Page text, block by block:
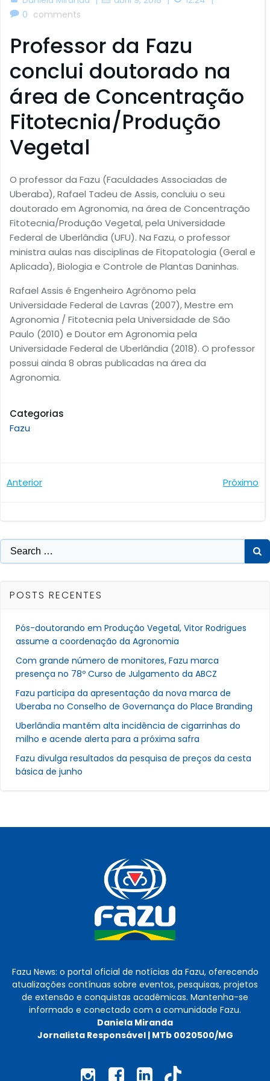
0 comments
Professor da Fazu
conclui doutorado na
área de Concentração
Fitotecnia/Produção
Vegetal
O professor da Fazu (Faculdades Associadas de
Uberaba), Rafael Tadeu de Assis, concluiu o seu
doutorado em Agronomia, na área de Concentração
Fitotecnia/Produção Vegetal, pela Universidade
Federal de Uberlândia (UFU). Na Fazu, o professor
ministra aulas nas disciplinas de Fitopatologia (Geral e
Aplicada), Biologia e Controle de Plantas Daninhas.
Rafael Assis é Engenheiro Agrônomo pela
Universidade Federal de Lavras (2007), Mestre em
Agronomia / Fitotecnia pela Universidade de São
Paulo (2010) e Doutor em Agronomia pela
Universidade Federal de Uberlândia (2018). O professor
possui ainda 8 obras publicadas na área da
Agronomia.
Categorias
Fazu
Navegação
Post
Anterior
Post
Próximo
Search
for:
POSTS RECENTES
Pós-doutorando em Produção Vegetal, Vitor Rodrigues
assume a coordenação da Agronomia
Com grande número de monitores, Fazu marca
presença no 78º Curso de Julgamento da ABCZ
Fazu participa da apresentação da nova marca de
Uberaba no Conselho de Governança do Place Branding
Uberlândia mantém alta incidência de cigarrinhas do
milho e acende alerta para a próxima safra
Fazu divulga resultados da pesquisa de preços da cesta
básica de junho
Fazu News: o portal oficial de notícias da Fazu, oferecendo
atualizações contínuas sobre eventos, pesquisas, projetos
de extensão e conquistas acadêmicas. Mantenha-se
informado e conectado com a comunidade Fazu.
Daniela Miranda
Jornalista Responsável | MTb 0020500/MG